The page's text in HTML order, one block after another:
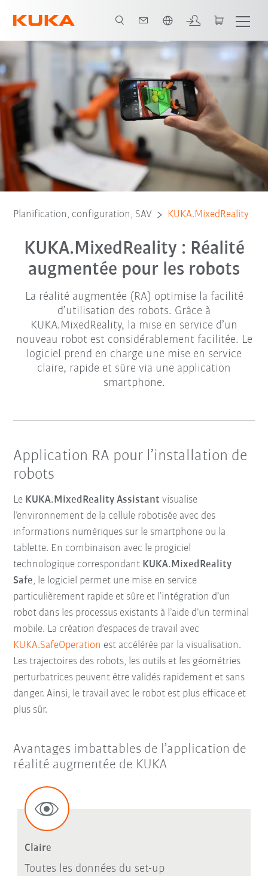
Modules Commander le logiciel Tester gratuitement Contact
Planification, configuration, SAV KUKA.MixedReality
KUKA.MixedReality : Réalité
augmentée pour les robots
La réalité augmentée (RA) optimise la facilité
d’utilisation des robots. Grâce à
KUKA.MixedReality, la mise en service d’un
nouveau robot est considérablement facilitée. Le
logiciel prend en charge une mise en service
claire, rapide et sûre via une application
smartphone.
Application RA pour l’installation de
robots
Le KUKA.MixedReality Assistant visualise
l’environnement de la cellule robotisée avec des
informations numériques sur le smartphone ou la
tablette. En combinaison avec le progiciel
technologique correspondant KUKA.MixedReality
Safe, le logiciel permet une mise en service
particulièrement rapide et sûre et l’intégration d’un
robot dans les processus existants à l’aide d’un terminal
mobile. La création d’espaces de travail avec
KUKA.SafeOperation est accélérée par la visualisation.
Les trajectoires des robots, les outils et les géométries
perturbatrices peuvent être validés rapidement et sans
danger. Ainsi, le travail avec le robot est plus efficace et
plus sûr.
Avantages imbattables de l’application de
réalité augmentée de KUKA
Claire
Toutes les données du set-up